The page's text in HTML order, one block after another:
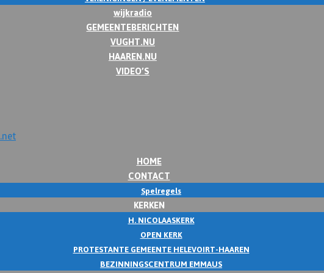
wijkradio
GEMEENTEBERICHTEN
VUGHT.NU
HAAREN.NU
VIDEO’S
HOME
CONTACT
Spelregels
KERKEN
H. NICOLAASKERK
OPEN KERK
PROTESTANTE GEMEENTE HELEVOIRT-HAAREN
BEZINNINGSCENTRUM EMMAUS